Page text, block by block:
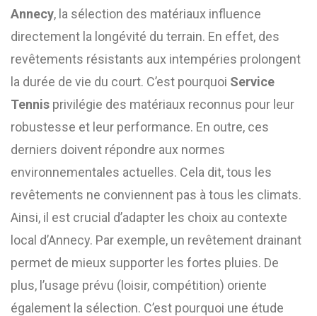
Annecy, la sélection des matériaux influence
directement la longévité du terrain. En effet, des
revêtements résistants aux intempéries prolongent
la durée de vie du court. C’est pourquoi Service
Tennis privilégie des matériaux reconnus pour leur
robustesse et leur performance. En outre, ces
derniers doivent répondre aux normes
environnementales actuelles. Cela dit, tous les
revêtements ne conviennent pas à tous les climats.
Ainsi, il est crucial d’adapter les choix au contexte
local d’Annecy. Par exemple, un revêtement drainant
permet de mieux supporter les fortes pluies. De
plus, l’usage prévu (loisir, compétition) oriente
également la sélection. C’est pourquoi une étude